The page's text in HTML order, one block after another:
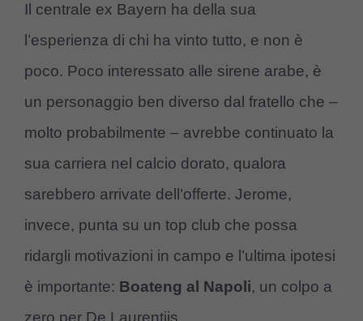
Il centrale ex Bayern ha della sua
l’esperienza di chi ha vinto tutto, e non è
poco. Poco interessato alle sirene arabe, è
un personaggio ben diverso dal fratello che –
molto probabilmente – avrebbe continuato la
sua carriera nel calcio dorato, qualora
sarebbero arrivate dell’offerte. Jerome,
invece, punta su un top club che possa
ridargli motivazioni in campo e l’ultima ipotesi
è importante: Boateng al Napoli, un colpo a
zero per De Laurentiis.